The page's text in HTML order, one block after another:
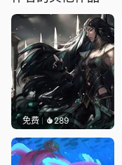
免费 289